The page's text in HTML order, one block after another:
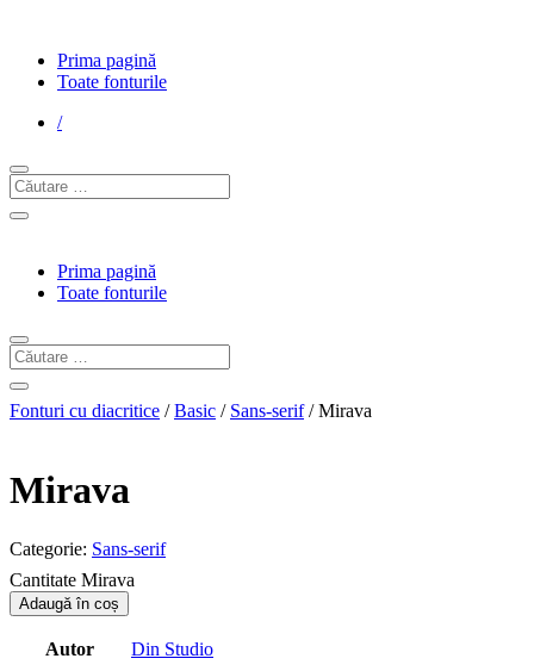
Prima pagină
Toate fonturile
/
Prima pagină
Toate fonturile
Fonturi cu diacritice /Basic / Sans-serif/ Mirava
Mirava
Categorie: Sans-serif
Cantitate Mirava
Adaugă în coș
Autor Din Studio